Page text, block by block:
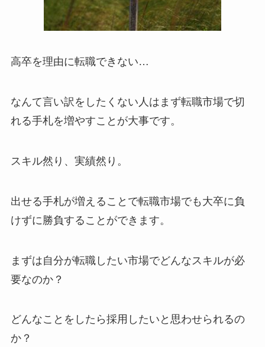
高卒を理由に転職できない…
なんて言い訳をしたくない人はまず転職市場で切
れる手札を増やすことが大事です。
スキル然り、実績然り。
出せる手札が増えることで転職市場でも大卒に負
けずに勝負することができます。
まずは自分が転職したい市場でどんなスキルが必
要なのか？
どんなことをしたら採用したいと思わせられるの
か？